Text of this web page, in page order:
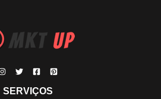
SERVIÇOS